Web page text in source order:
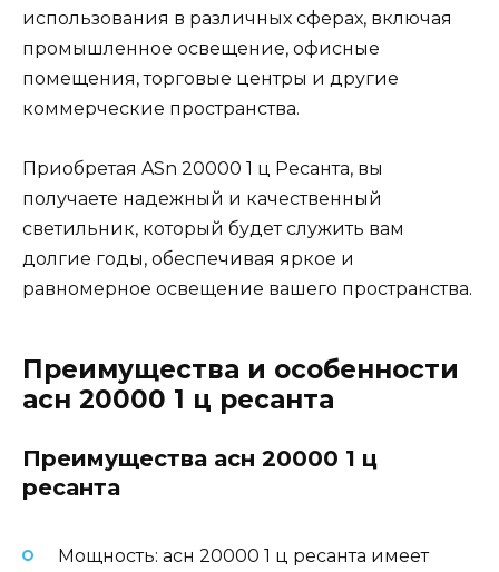
использования в различных сферах, включая
промышленное освещение, офисные
помещения, торговые центры и другие
коммерческие пространства.
Приобретая ASn 20000 1 ц Ресанта, вы
получаете надежный и качественный
светильник, который будет служить вам
долгие годы, обеспечивая яркое и
равномерное освещение вашего пространства.
Преимущества и особенности
асн 20000 1 ц ресанта
Преимущества асн 20000 1 ц
ресанта
Мощность: асн 20000 1 ц ресанта имеет